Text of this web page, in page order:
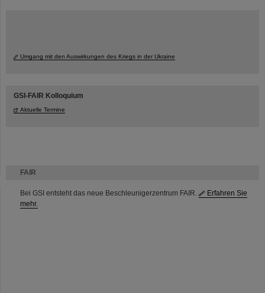
FAIR
Bei GSI entsteht das neue Beschleunigerzentrum FAIR.
Erfahren Sie
mehr.
Umgang mit den Auswirkungen des Kriegs in der Ukraine
GSI-FAIR Kolloquium
Aktuelle Termine